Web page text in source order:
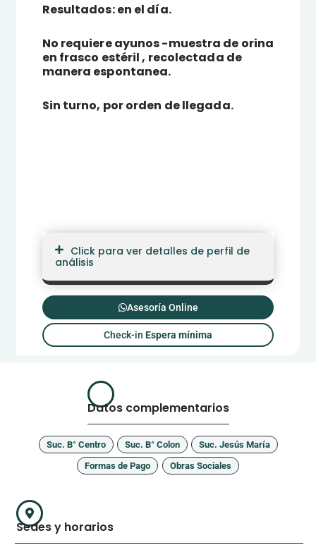
Resultados: en el día.
No requiere ayunos -muestra de orina
en frasco estéril , recolectada de
manera espontanea.
Sin turno, por orden de llegada.
Click para ver detalles de perfil de
análisis
Asesoría Online
Check-in Espera mínima
Datos complementarios
Suc. B° Centro Suc. B° Colon
Suc. Jesús María
Formas de Pago
Obras Sociales
Sedes y horarios